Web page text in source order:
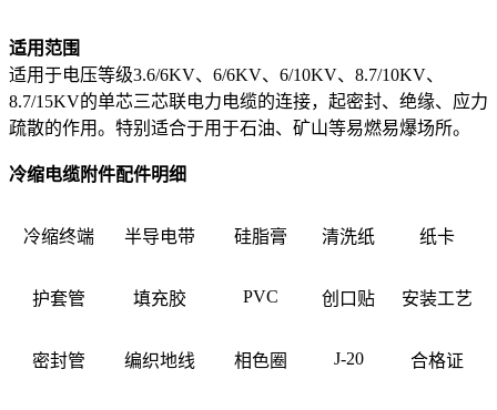
适用范围
适用于电压等级3.6/6KV、6/6KV、6/10KV、8.7/10KV、
8.7/15KV的单芯三芯联电力电缆的连接，起密封、绝缘、应力
疏散的作用。特别适合于用于石油、矿山等易燃易爆场所。
冷缩电缆附件配件明细
冷缩终端 半导电带 硅脂膏 清洗纸 纸卡
护套管 填充胶 PVC 创口贴 安装工艺
密封管 编织地线 相色圈 J-20 合格证